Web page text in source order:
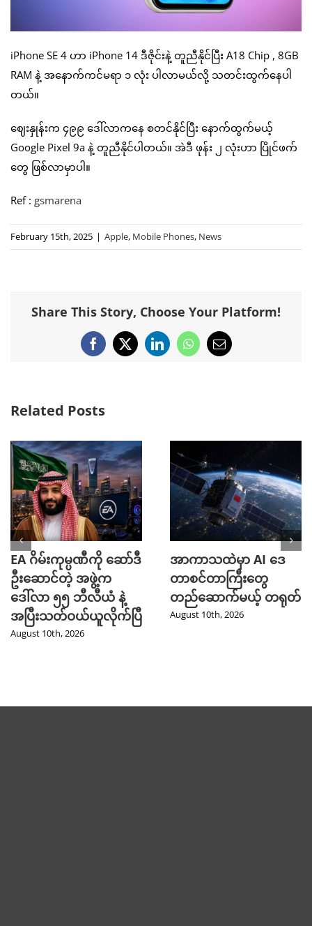
iPhone SE 4 ဟာ iPhone 14 ဒီဇိုင်းနဲ့ တူညီနိုင်ပြီး A18 Chip , 8GB
RAM နဲ့ အနောက်ကင်မရာ ၁ လုံး ပါလာမယ်လို့ သတင်းထွက်နေပါ
တယ်။
ဈေးနှုန်းက ၄၉၉ ဒေါ်လာကနေ စတင်နိုင်ပြီး နောက်ထွက်မယ့်
Google Pixel 9a နဲ့ တူညီနိုင်ပါတယ်။ အဲဒီ ဖုန်း ၂ လုံးဟာ ပြိုင်ဖက်
တွေ ဖြစ်လာမှာပါ။
Ref : gsmarena
February 15th, 2025 | Apple, Mobile Phones, News
Share This Story, Choose Your Platform!
Facebook
X LinkedInWhatsApp
Email
Related Posts
EA ဂိမ်းကုမ္ပဏီကို ဆော်ဒီ
ဦးဆောင်တဲ့ အဖွဲ့က
ဒေါ်လာ ၅၅ ဘီလီယံ နဲ့
အပြီးသတ်ဝယ်ယူလိုက်ပြီ
August 10th, 2026
အာကာသထဲမှာ AI ဒေ
တာစင်တာကြီးတွေ
တည်ဆောက်မယ့် တရုတ်
August 10th, 2026